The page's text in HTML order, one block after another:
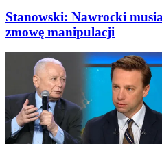
Stanowski: Nawrocki
zmowę manipulacji